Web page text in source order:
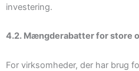
investering.
4.2. Mængderabatter for store
For virksomheder, der har brug